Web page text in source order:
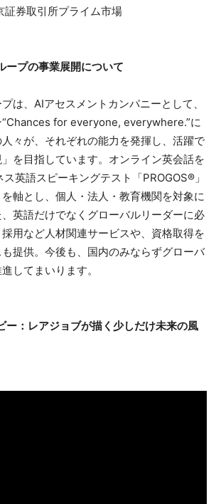
証券取引所プライム市場
ープの事業展開について
は、AIアセスメントカンパニーとして、
“Chances for everyone, everywhere.”に
々が、それぞれの能力を発揮し、活躍で
を目指しています。オンライン英会話を
英語スピーキングテスト「PROGOS®」
軸とし、個人・法人・教育機関を対象に
英語だけでなくグローバルリーダーに必
用など人材関連サービスや、資格取得を
提供。今後も、国内のみならずグローバ
してまいります。
ー：レアジョブが描く少しだけ未来の風